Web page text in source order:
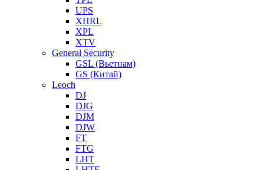
UPS
XHRL
XPL
XTV
General Security
GSL (Вьетнам)
GS (Китай)
Leoch
DJ
DJG
DJM
DJW
FT
FTG
LHT